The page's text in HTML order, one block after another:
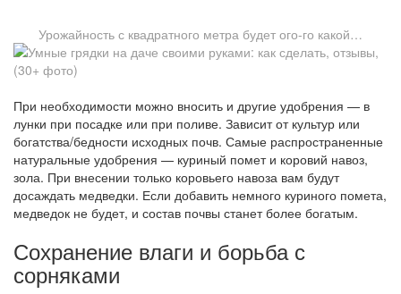
Урожайность с квадратного метра будет ого-го какой…
При необходимости можно вносить и другие удобрения — в
лунки при посадке или при поливе. Зависит от культур или
богатства/бедности исходных почв. Самые распространенные
натуральные удобрения — куриный помет и коровий навоз,
зола. При внесении только коровьего навоза вам будут
досаждать медведки. Если добавить немного куриного помета,
медведок не будет, и состав почвы станет более богатым.
Сохранение влаги и борьба с
сорняками